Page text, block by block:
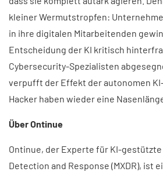
kleiner Wermutstropfen:
in ihre digitalen Mitarbeitenden
Entscheidung der KI kritisch
Cybersecurity-Spezialisten
verpufft der Effekt der autonomen
Hacker haben wieder eine
Über Ontinue
Ontinue, der Experte für KI-gestützte
Detection and Response (MXDR), ist